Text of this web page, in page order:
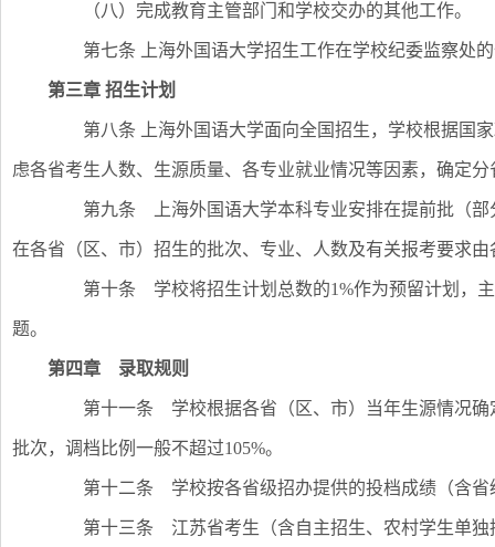
（八）完成教育主管部门和学校交办的其他工作。
第七条 上海外国语大学招生工作在学校纪委监察处的
第三章 招生计划
第八条 上海外国语大学面向全国招生，学校根据国家
虑各省考生人数、生源质量、各专业就业情况等因素，确定
第九条 上海外国语大学本科专业安排在提前批（部
在各省（区、市）招生的批次、专业、人数及有关报考要求
第十条 学校将招生计划总数的1%作为预留计划，主
题。
第四章 录取规则
第十一条 学校根据各省（区、市）当年生源情况确
批次，调档比例一般不超过105%。
第十二条 学校按各省级招办提供的投档成绩（含省
第十三条 江苏省考生（含自主招生、农村学生单独